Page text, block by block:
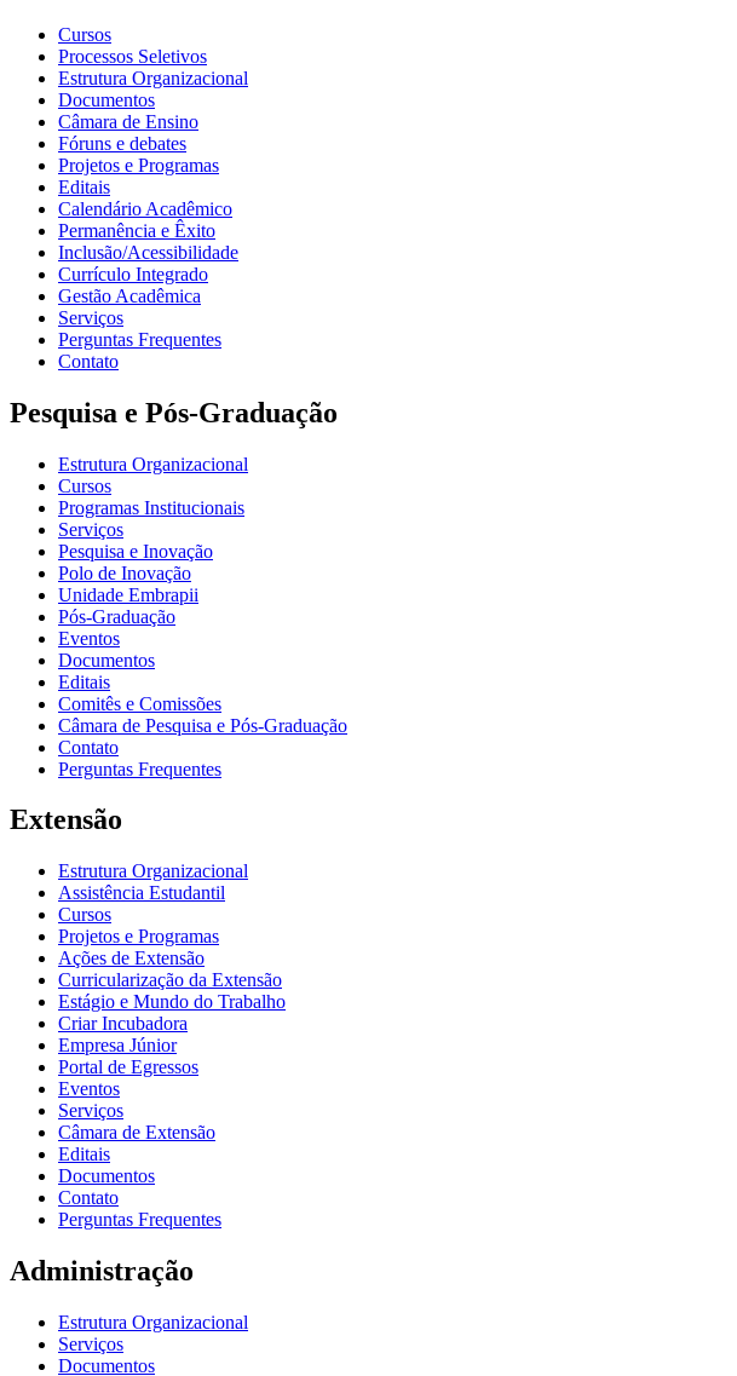
Cursos
Processos Seletivos
Estrutura Organizacional
Documentos
Câmara de Ensino
Fóruns e debates
Projetos e Programas
Editais
Calendário Acadêmico
Permanência e Êxito
Inclusão/Acessibilidade
Currículo Integrado
Gestão Acadêmica
Serviços
Perguntas Frequentes
Contato
Pesquisa e Pós-Graduação
Estrutura Organizacional
Cursos
Programas Institucionais
Serviços
Pesquisa e Inovação
Polo de Inovação
Unidade Embrapii
Pós-Graduação
Eventos
Documentos
Editais
Comitês e Comissões
Câmara de Pesquisa e Pós-Graduação
Contato
Perguntas Frequentes
Extensão
Estrutura Organizacional
Assistência Estudantil
Cursos
Projetos e Programas
Ações de Extensão
Curricularização da Extensão
Estágio e Mundo do Trabalho
Criar Incubadora
Empresa Júnior
Portal de Egressos
Eventos
Serviços
Câmara de Extensão
Editais
Documentos
Contato
Perguntas Frequentes
Administração
Estrutura Organizacional
Serviços
Documentos